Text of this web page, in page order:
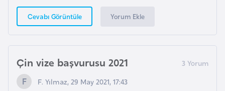
Cevabı Görüntüle Yorum Ekle
Çin vize başvurusu 2021
F. Yılmaz, 29 May 2021, 17:43
d
ğ
K
e
n